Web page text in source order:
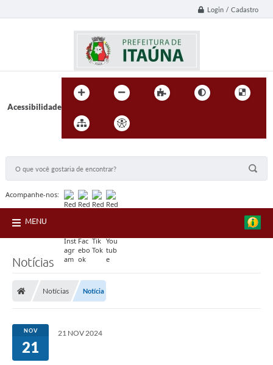
Login / Cadastro
Acessibilidade
Acompanhe-nos:
MENU
Notícias
Notícias Notícia
NOV
21
21 NOV 2024